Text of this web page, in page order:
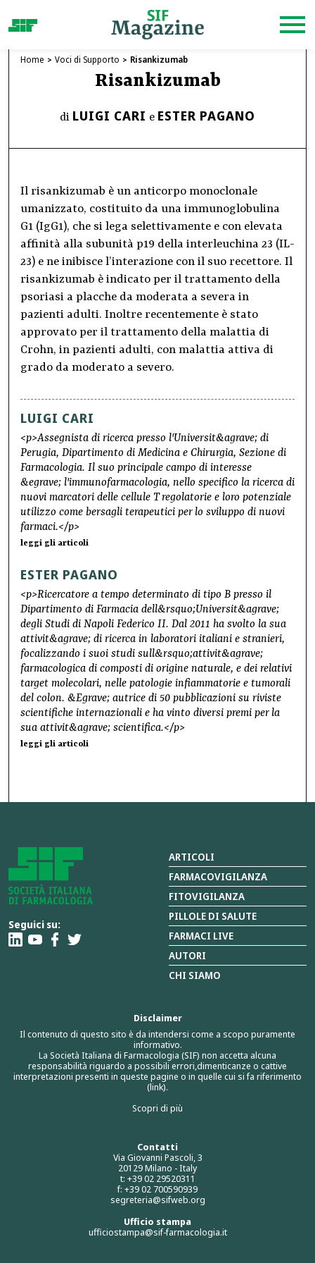
Home Voci di Supporto Risankizumab
Risankizumab
di LUIGI CARI e ESTER PAGANO
Il risankizumab è un anticorpo monoclonale
umanizzato, costituito da una immunoglobulina
G1 (IgG1), che si lega selettivamente e con elevata
affinità alla subunità p19 della interleuchina 23 (IL-
23) e ne inibisce l’interazione con il suo recettore. Il
risankizumab è indicato per il trattamento della
psoriasi a placche da moderata a severa in
pazienti adulti. Inoltre recentemente è stato
approvato per il trattamento della malattia di
Crohn, in pazienti adulti, con malattia attiva di
grado da moderato a severo.
LUIGI CARI
<p>Assegnista di ricerca presso l'Universit&agrave; di
Perugia, Dipartimento di Medicina e Chirurgia, Sezione di
Farmacologia. Il suo principale campo di interesse
&egrave; l'immunofarmacologia, nello specifico la ricerca di
nuovi marcatori delle cellule T regolatorie e loro potenziale
utilizzo come bersagli terapeutici per lo sviluppo di nuovi
farmaci.</p>
leggi gli articoli
ESTER PAGANO
<p>Ricercatore a tempo determinato di tipo B presso il
Dipartimento di Farmacia dell&rsquo;Universit&agrave;
degli Studi di Napoli Federico II. Dal 2011 ha svolto la sua
attivit&agrave; di ricerca in laboratori italiani e stranieri,
focalizzando i suoi studi sull&rsquo;attivit&agrave;
farmacologica di composti di origine naturale, e dei relativi
target molecolari, nelle patologie infiammatorie e tumorali
del colon. &Egrave; autrice di 50 pubblicazioni su riviste
scientifiche internazionali e ha vinto diversi premi per la
sua attivit&agrave; scientifica.</p>
leggi gli articoli
Seguici su:
Contatti
Via Giovanni Pascoli, 3
20129 Milano - Italy
t: +39 02 29520311
f: +39 02 700590939
segreteria@sifweb.org
Ufficio stampa
ufficiostampa@sif-farmacologia.it
Disclaimer
Il contenuto di questo sito è da intendersi come a scopo puramente
informativo.
La Società Italiana di Farmacologia (SIF) non accetta alcuna
responsabilità riguardo a possibili errori,dimenticanze o cattive
interpretazioni presenti in queste pagine o in quelle cui si fa riferimento
(link).
Scopri di più
ARTICOLI
FARMACOVIGILANZA
FITOVIGILANZA
PILLOLE DI SALUTE
FARMACI LIVE
AUTORI
CHI SIAMO